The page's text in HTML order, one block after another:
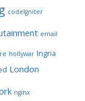
codeIgniter
email
hollywar Ingria
London
nginx